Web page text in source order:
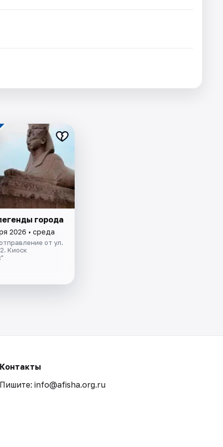
города
2026 • среда
от ул.
Киоск
Контакты
Пишите: info@afisha.org.ru